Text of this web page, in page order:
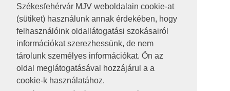
Székesfehérvár MJV weboldalain cookie-at
(sütiket) használunk annak érdekében, hogy
felhasználóink oldallátogatási szokásairól
információkat szerezhessünk, de nem
tárolunk személyes információkat. Ön az
oldal meglátogatásával hozzájárul a a
cookie-k használatához.
RSS
A HONLAP 2017.03.31-I ÁLLAPOTA
JOGI NYILATKOZAT
IMPRESSZUM